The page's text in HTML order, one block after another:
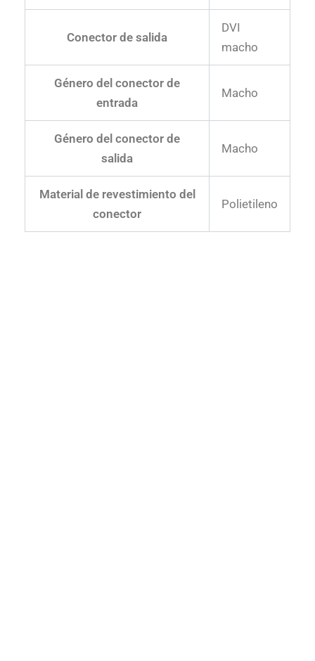
Conector de salida
DVI
macho
Género del conector de
entrada
Macho
Género del conector de
salida
Macho
Material de revestimiento del
conector
Polietileno